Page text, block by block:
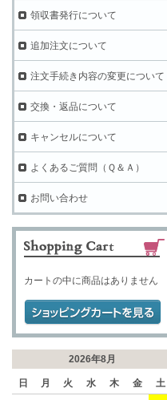
領収書発行について
追加注文について
注文手続き内容の変更について
交換・返品について
キャンセルについて
よくあるご質問（Ｑ＆Ａ）
お問い合わせ
カートの中に商品はありません
2026年8月
日 月 火 水 木 金
土